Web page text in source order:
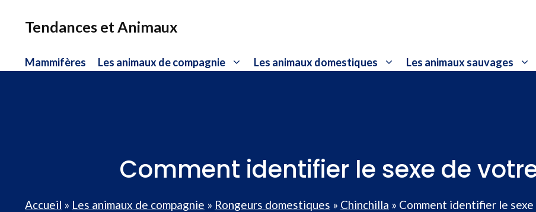
Tendances et Animaux
Mammifères Les animaux de compagnie Les animaux domestiques Les animaux sauvages
Comment identifier le sexe de
Accueil » Les animaux de compagnie » Rongeurs domestiques » Chinchilla » Comment identifier le